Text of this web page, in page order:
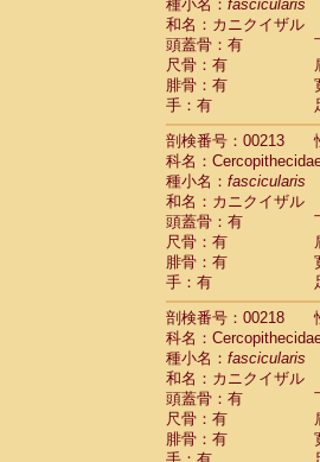
種小名： fascicularis
和名：カニクイザル
頭蓋骨：有
尺骨：有
腓骨：有
手：有
剖検番号：00213
科名：
種小名： fascicularis
和名：カニクイザル
頭蓋骨：有
尺骨：有
腓骨：有
手：有
剖検番号：00218
科名：
種小名： fascicularis
和名：カニクイザル
頭蓋骨：有
尺骨：有
腓骨：有